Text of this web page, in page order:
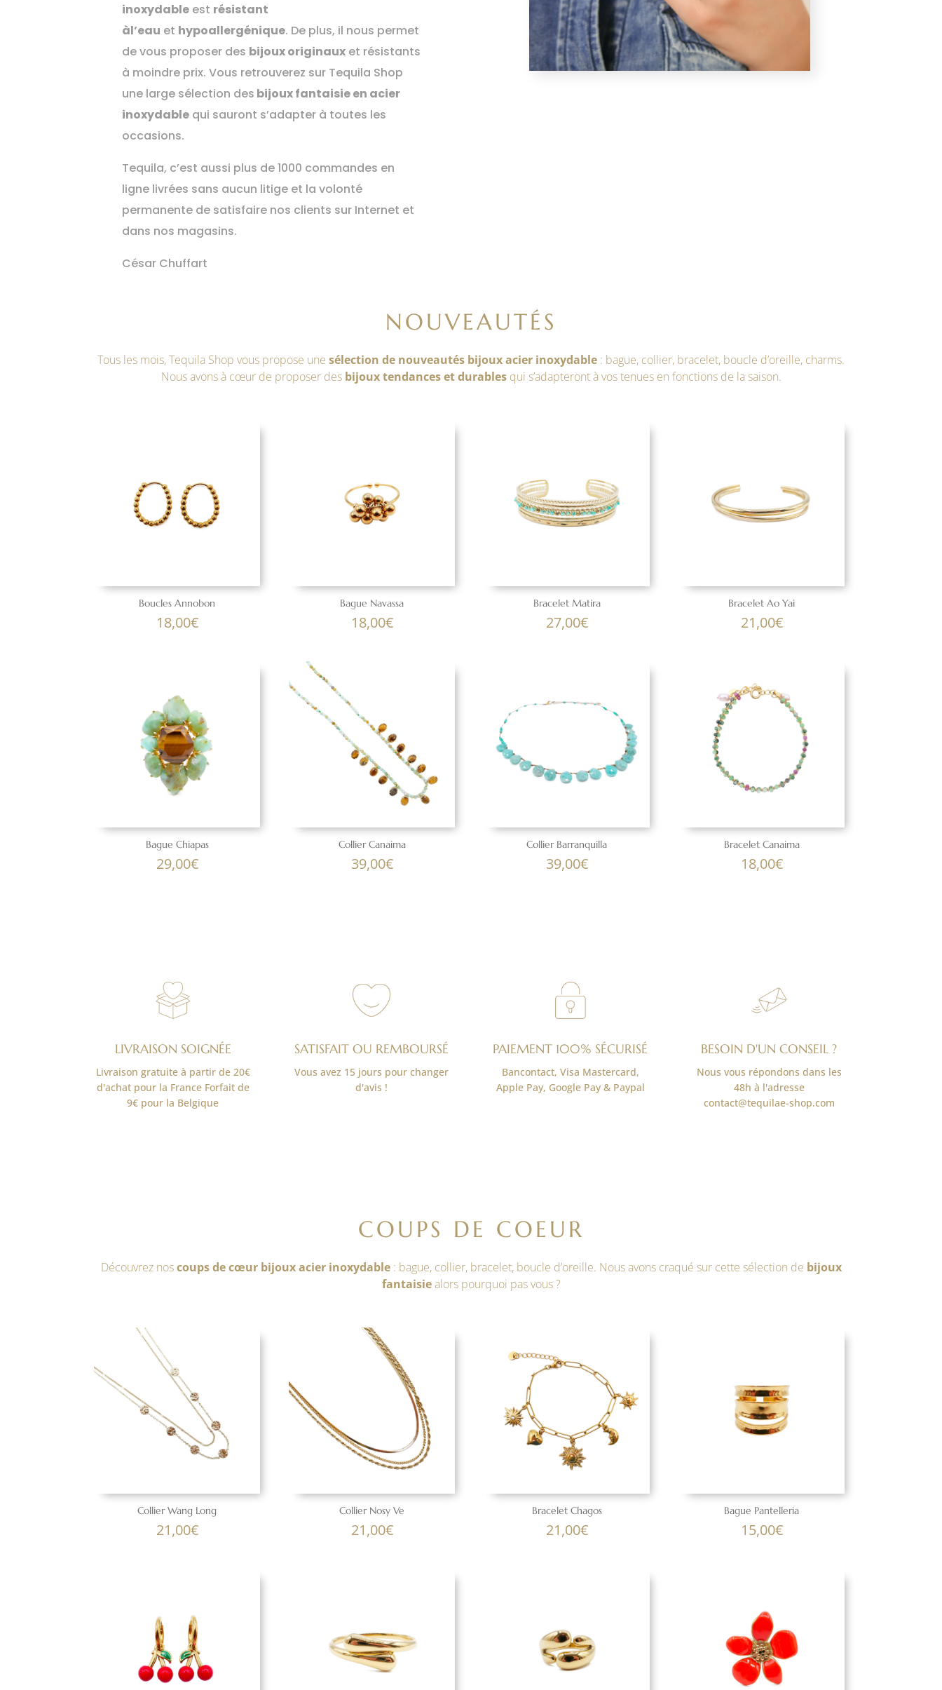
inoxydable est résistant
àl’eau et hypoallergénique. De plus, il nous permet
de vous proposer des bijoux originaux et résistants
à moindre prix. Vous retrouverez sur Tequila Shop
une large sélection des bijoux fantaisie en acier
inoxydable qui sauront s’adapter à toutes les
occasions.
Tequila, c’est aussi plus de 1000 commandes en
ligne livrées sans aucun litige et la volonté
permanente de satisfaire nos clients sur Internet et
dans nos magasins.
César Chuffart
NOUVEAUTÉS
Tous les mois, Tequila Shop vous propose une sélection de nouveautés bijoux acier inoxydable : bague, collier, bracelet, boucle d’oreille, charms.
Nous avons à cœur de proposer des bijoux tendances et durablesqui s’adapteront à vos tenues en fonctions de la saison.
Boucles Annobon
18,00€
Bague Navassa
18,00€
Bracelet Matira
27,00€
Bracelet Ao Yai
21,00€
Bague Chiapas
29,00€
Collier Canaima
39,00€
Collier Barranquilla
39,00€
Bracelet Canaima
18,00€
LIVRAISON SOIGNÉE
Livraison gratuite à partir de 20€
d'achat pour la France Forfait de
9€ pour la Belgique
SATISFAIT OU REMBOURSÉ
Vous avez 15 jours pour changer
d'avis !
PAIEMENT 100% SÉCURISÉ
Bancontact, Visa Mastercard,
Apple Pay, Google Pay & Paypal
BESOIN D'UN CONSEIL ?
Nous vous répondons dans les
48h à l'adresse
contact@tequilae-shop.com
COUPS DE COEUR
Découvrez noscoups de cœur bijoux acier inoxydable: bague, collier, bracelet, boucle d’oreille. Nous avons craqué sur cette sélection de bijoux
fantaisiealors pourquoi pas vous ?
Collier Wang Long
21,00€
Collier Nosy Ve
21,00€
Bracelet Chagos
21,00€
Bague Pantelleria
15,00€